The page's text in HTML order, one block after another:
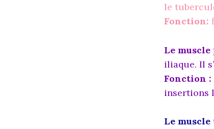
le
Fonction:
Le muscle
iliaque. Il
Fonction :
insertions
Le